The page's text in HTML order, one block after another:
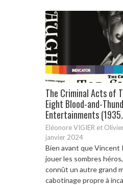
The Criminal Acts of
Eight Blood-and-
Entertainments
Eléonore VIGIER et
janvier 2024
Bien avant que Vincent
jouer les sombres
connût un autre grand
cabotinage propre à